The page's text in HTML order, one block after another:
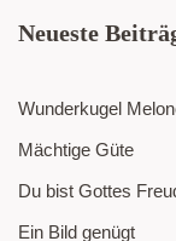
Neueste
Wunderkugel
Mächtige Güte
Du bist Gottes
Ein Bild genügt